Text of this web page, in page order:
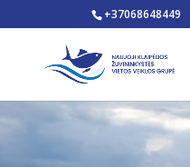
Open toolbar
+37068648449